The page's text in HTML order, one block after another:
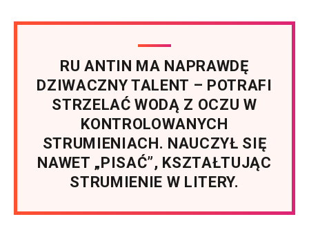
RU ANTIN MA NAPRAWDĘ
DZIWACZNY TALENT – POTRAFI
STRZELAĆ WODĄ Z OCZU W
KONTROLOWANYCH
STRUMIENIACH. NAUCZYŁ SIĘ
NAWET „PISAĆ”, KSZTAŁTUJĄC
STRUMIENIE W LITERY.